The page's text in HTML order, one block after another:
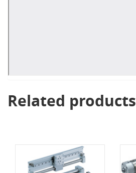
Related products